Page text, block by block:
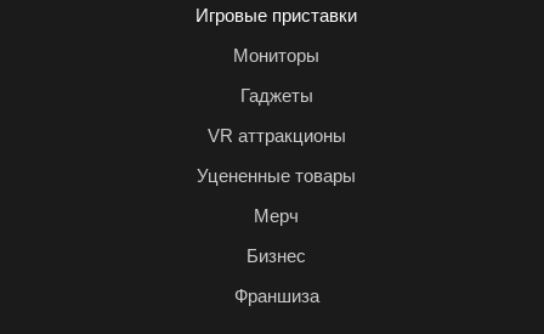
Игровые приставки
Мониторы
Гаджеты
VR аттракционы
Уцененные товары
Мерч
Бизнес
Франшиза